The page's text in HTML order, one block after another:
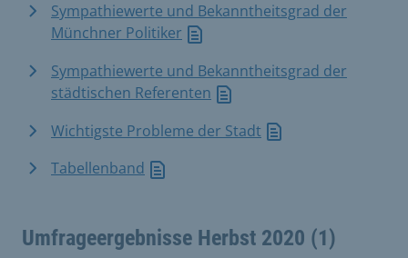
Sympathiewerte und Bekanntheitsgrad der
Münchner Politiker
Sympathiewerte und Bekanntheitsgrad der
städtischen Referenten
Wichtigste Probleme der Stadt
Tabellenband
Umfrageergebnisse Herbst 2020 (1)